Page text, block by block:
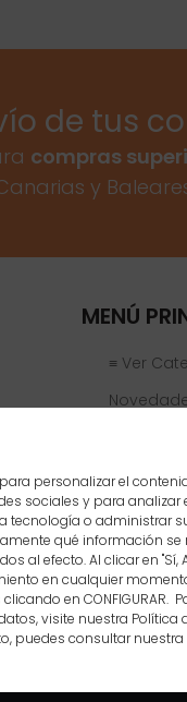
personalizar el
sociales y para analizar
tecnología o administrar
qué información se
al efecto. Al clicar en "Sí,
en cualquier
en CONFIGURAR.
visite nuestra Política
puedes consultar nuestra
de tus
compras
y
MENÚ
≡ Ver
Nosotros
Blog
Contacto